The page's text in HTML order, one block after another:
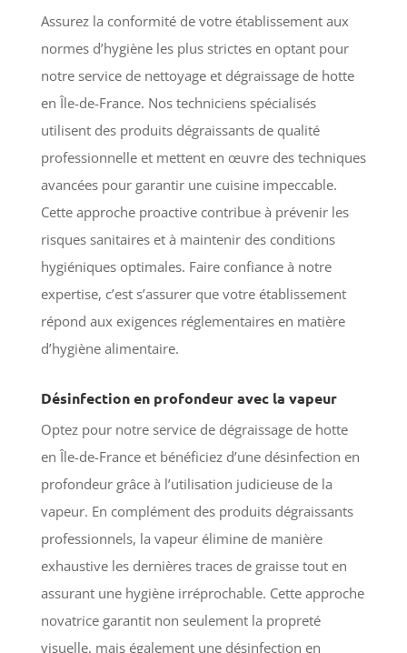
Assurez la conformité de votre établissement aux
normes d’hygiène les plus strictes en optant pour
notre service de nettoyage et dégraissage de hotte
en Île-de-France. Nos techniciens spécialisés
utilisent des produits dégraissants de qualité
professionnelle et mettent en œuvre des techniques
avancées pour garantir une cuisine impeccable.
Cette approche proactive contribue à prévenir les
risques sanitaires et à maintenir des conditions
hygiéniques optimales. Faire confiance à notre
expertise, c’est s’assurer que votre établissement
répond aux exigences réglementaires en matière
d’hygiène alimentaire.
Désinfection en profondeur avec la vapeur
Optez pour notre service de dégraissage de hotte
en Île-de-France et bénéficiez d’une désinfection en
profondeur grâce à l’utilisation judicieuse de la
vapeur. En complément des produits dégraissants
professionnels, la vapeur élimine de manière
exhaustive les dernières traces de graisse tout en
assurant une hygiène irréprochable. Cette approche
novatrice garantit non seulement la propreté
visuelle, mais également une désinfection en